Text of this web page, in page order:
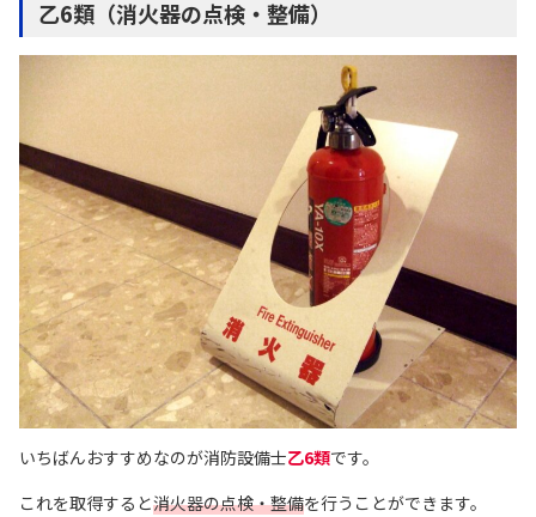
乙6類（消火器の点検・整備）
いちばんおすすめなのが消防設備士乙6類です。
これを取得すると消火器の点検・整備を行うことができます。